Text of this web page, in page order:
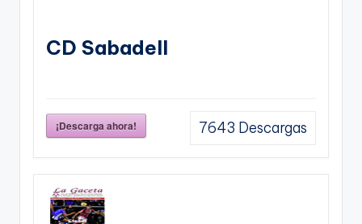
CD Sabadell
¡Descarga ahora! 7643 Descargas